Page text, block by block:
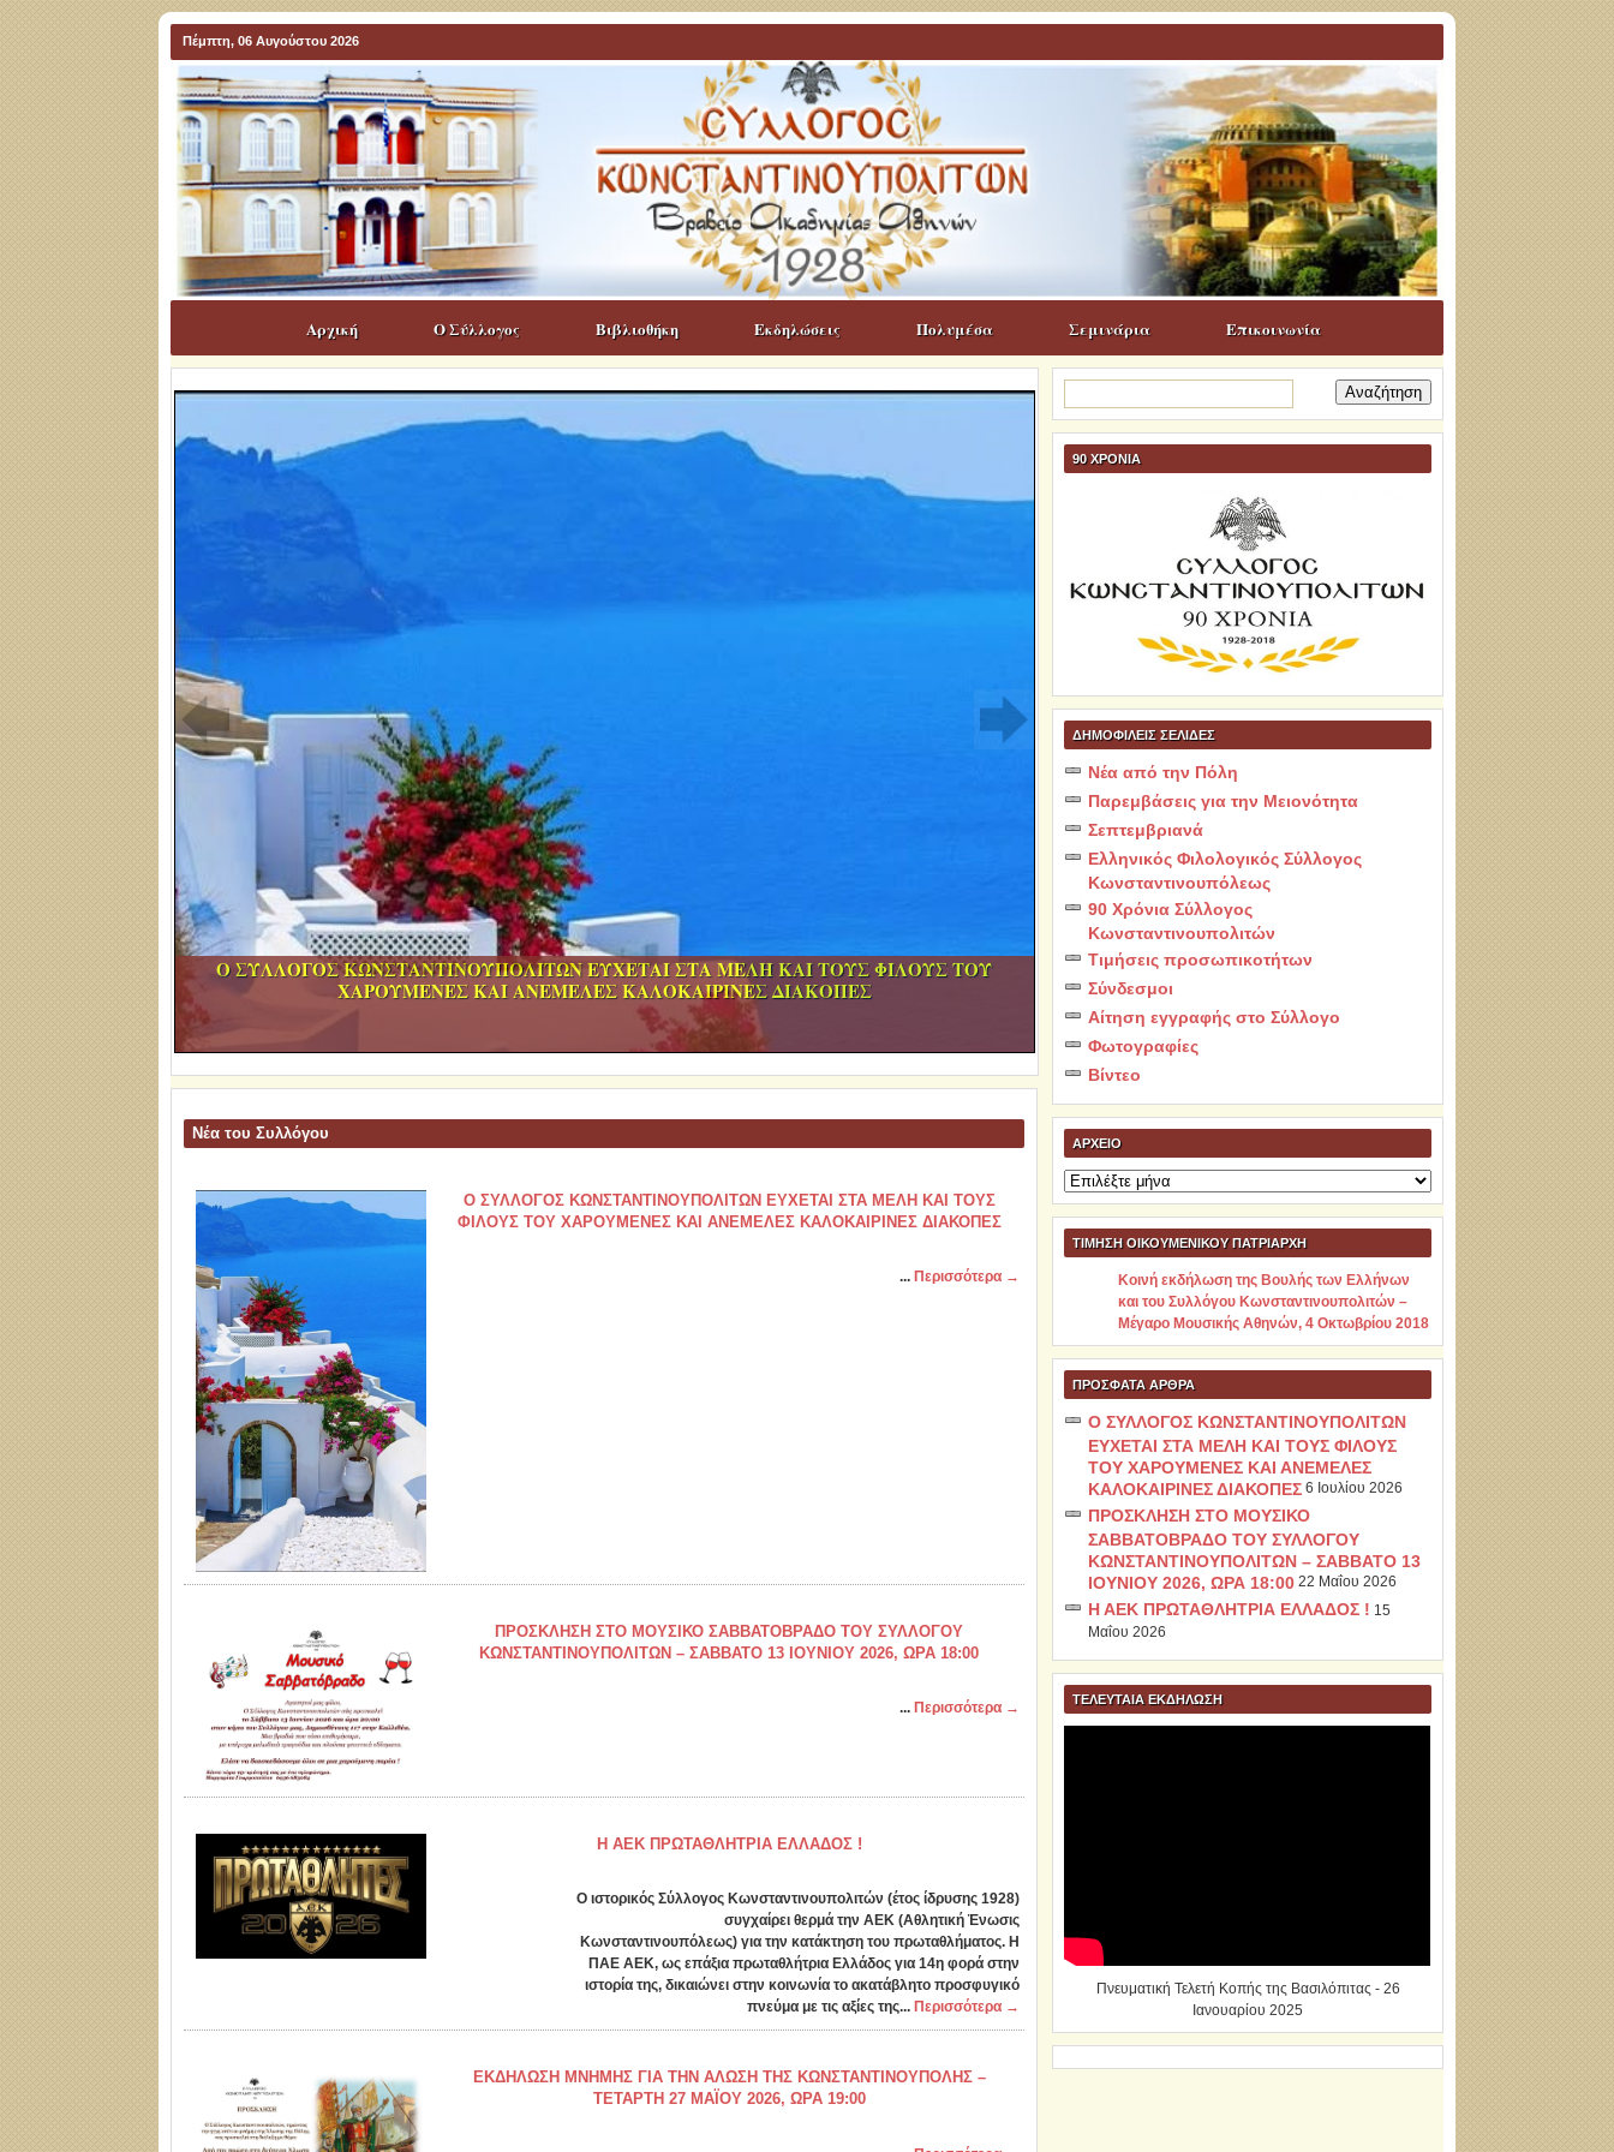
Πέμπτη, 06 Αυγούστου 2026
Αρχική Ο Σύλλογος Βιβλιοθήκη Εκδηλώσεις Πολυμέσα Σεμινάρια Επικοινωνία
Ο ΣΥΛΛΟΓΟΣ ΚΩΝΣΤΑΝΤΙΝΟΥΠΟΛΙΤΩΝ ΕΥΧΕΤΑΙ ΣΤΑ ΜΕΛΗ ΚΑΙ ΤΟΥΣ ΦΙΛΟΥΣ ΤΟΥ
ΧΑΡΟΥΜΕΝΕΣ ΚΑΙ ΑΝΕΜΕΛΕΣ ΚΑΛΟΚΑΙΡΙΝΕΣ ΔΙΑΚΟΠΕΣ
Νέα του Συλλόγου
Ο ΣΥΛΛΟΓΟΣ ΚΩΝΣΤΑΝΤΙΝΟΥΠΟΛΙΤΩΝ ΕΥΧΕΤΑΙ ΣΤΑ ΜΕΛΗ ΚΑΙ ΤΟΥΣ
ΦΙΛΟΥΣ ΤΟΥ ΧΑΡΟΥΜΕΝΕΣ ΚΑΙ ΑΝΕΜΕΛΕΣ ΚΑΛΟΚΑΙΡΙΝΕΣ ΔΙΑΚΟΠΕΣ
... Περισσότερα →
ΠΡΟΣΚΛΗΣΗ ΣΤΟ ΜΟΥΣΙΚΟ ΣΑΒΒΑΤΟΒΡΑΔΟ ΤΟΥ ΣΥΛΛΟΓΟΥ
ΚΩΝΣΤΑΝΤΙΝΟΥΠΟΛΙΤΩΝ – ΣΑΒΒΑΤΟ 13 ΙΟΥΝΙΟΥ 2026, ΩΡΑ 18:00
... Περισσότερα →
Η ΑΕΚ ΠΡΩΤΑΘΛΗΤΡΙΑ ΕΛΛΑΔΟΣ !
Ο ιστορικός Σύλλογος Κωνσταντινουπολιτών (έτος ίδρυσης 1928)
συγχαίρει θερμά την ΑΕΚ (Αθλητική Ἐνωσις
Κωνσταντινουπόλεως) για την κατάκτηση του πρωταθλήματος. Η
ΠΑΕ ΑΕΚ, ως επάξια πρωταθλήτρια Ελλάδος για 14η φορά στην
ιστορία της, δικαιώνει στην κοινωνία το ακατάβλητο προσφυγικό
πνεύμα με τις αξίες της... Περισσότερα →
ΕΚΔΗΛΩΣΗ ΜΝΗΜΗΣ ΓΙΑ ΤΗΝ ΑΛΩΣΗ ΤΗΣ ΚΩΝΣΤΑΝΤΙΝΟΥΠΟΛΗΣ –
ΤΕΤΑΡΤΗ 27 ΜΑΪΟΥ 2026, ΩΡΑ 19:00
για:
90 ΧΡΟΝΙΑ
ΔΗΜΟΦΙΛΕΙΣ ΣΕΛΙΔΕΣ
Νέα από την Πόλη
Παρεμβάσεις για την Μειονότητα
Σεπτεμβριανά
Ελληνικός Φιλολογικός Σύλλογος
Κωνσταντινουπόλεως
90 Χρόνια Σύλλογος
Κωνσταντινουπολιτών
Τιμήσεις προσωπικοτήτων
Σύνδεσμοι
Αίτηση εγγραφής στο Σύλλογο
Φωτογραφίες
Βίντεο
ΑΡΧΕΊΟ
Αρχείο
ΤΙΜΗΣΗ ΟΙΚΟΥΜΕΝΙΚΟΥ ΠΑΤΡΙΑΡΧΗ
Κοινή εκδήλωση της Βουλής των Ελλήνων
και του Συλλόγου Κωνσταντινουπολιτών –
Μέγαρο Μουσικής Αθηνών, 4 Οκτωβρίου 2018
ΠΡΌΣΦΑΤΑ ΆΡΘΡΑ
Ο ΣΥΛΛΟΓΟΣ ΚΩΝΣΤΑΝΤΙΝΟΥΠΟΛΙΤΩΝ
ΕΥΧΕΤΑΙ ΣΤΑ ΜΕΛΗ ΚΑΙ ΤΟΥΣ ΦΙΛΟΥΣ
ΤΟΥ ΧΑΡΟΥΜΕΝΕΣ ΚΑΙ ΑΝΕΜΕΛΕΣ
ΚΑΛΟΚΑΙΡΙΝΕΣ ΔΙΑΚΟΠΕΣ 6 Ιουλίου 2026
ΠΡΟΣΚΛΗΣΗ ΣΤΟ ΜΟΥΣΙΚΟ
ΣΑΒΒΑΤΟΒΡΑΔΟ ΤΟΥ ΣΥΛΛΟΓΟΥ
ΚΩΝΣΤΑΝΤΙΝΟΥΠΟΛΙΤΩΝ – ΣΑΒΒΑΤΟ 13
ΙΟΥΝΙΟΥ 2026, ΩΡΑ 18:00 22 Μαΐου 2026
Η ΑΕΚ ΠΡΩΤΑΘΛΗΤΡΙΑ ΕΛΛΑΔΟΣ ! 15
Μαΐου 2026
ΤΕΛΕΥΤΑΙΑ ΕΚΔΗΛΩΣΗ
Πνευματική Τελετή Κοπής της Βασιλόπιτας - 26
Ιανουαρίου 2025